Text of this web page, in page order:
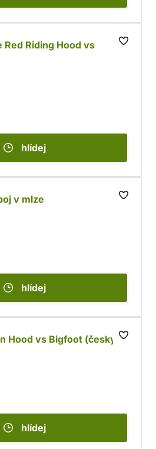
Riding Hood vs
hlídej
v mlze
hlídej
Hood vs Bigfoot (česky)
hlídej